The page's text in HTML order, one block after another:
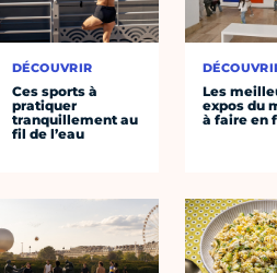
DÉCOUVRIR
Ces sports à
pratiquer
tranquillement au
fil de l’eau
Les
expos du
à faire en